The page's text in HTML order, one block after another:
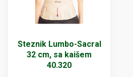
Steznik Lumbo-Sacral
32 cm, sa kaišem
40.320